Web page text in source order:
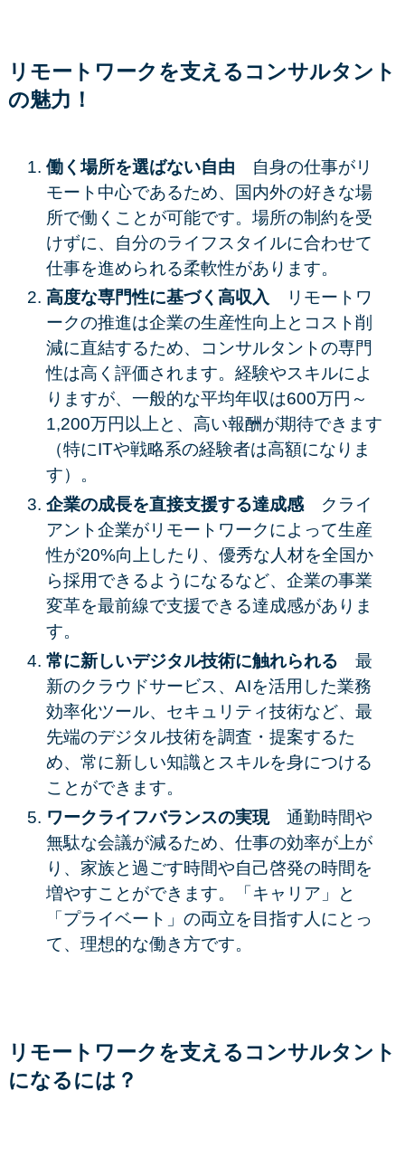
リモートワークを支えるコンサルタント
の魅力！
働く場所を選ばない自由
自身の仕事がリ
モート中心であるため、 国内外の好きな場
所で働くことが可能です。場所の制約を受
けずに、自分のライフスタイルに合わせて
仕事を進められる柔軟性があります。
高度な専門性に基づく高収入
リモートワ
ークの推進は企業の生産性向上とコスト削
減に直結するため、コンサルタントの専門
性は高く評価されます。経験やスキルによ
りますが、一般的な平均年収は600万円～
1,200万円以上と、高い報酬が期待できます
（特にITや戦略系の経験者は高額になりま
す）。
企業の成長を直接支援する達成感
クライ
アント企業がリモートワークによって生産
性が20%向上 したり、 優秀な人材を全国か
ら採用できるようになるなど、企業の事業
変革を最前線で支援できる達成感がありま
す。
常に新しいデジタル技術に触れられる 最
新のクラウドサービス、AIを活用した業務
効率化ツール、セキュリティ技術など、 最
先端のデジタル技術を調査・提案するた
め、常に新しい知識とスキルを身につける
ことができます。
ワークライフバランスの実現 通勤時間や
無駄な会議が減るため、仕事の効率が上が
り、 家族と過ごす時間や自己啓発の時間を
増やすことができます。「キャリア」と
「プライベート」の両立を目指す人にとっ
て、理想的な働き方です。
リモートワークを支えるコンサルタント
になるには？